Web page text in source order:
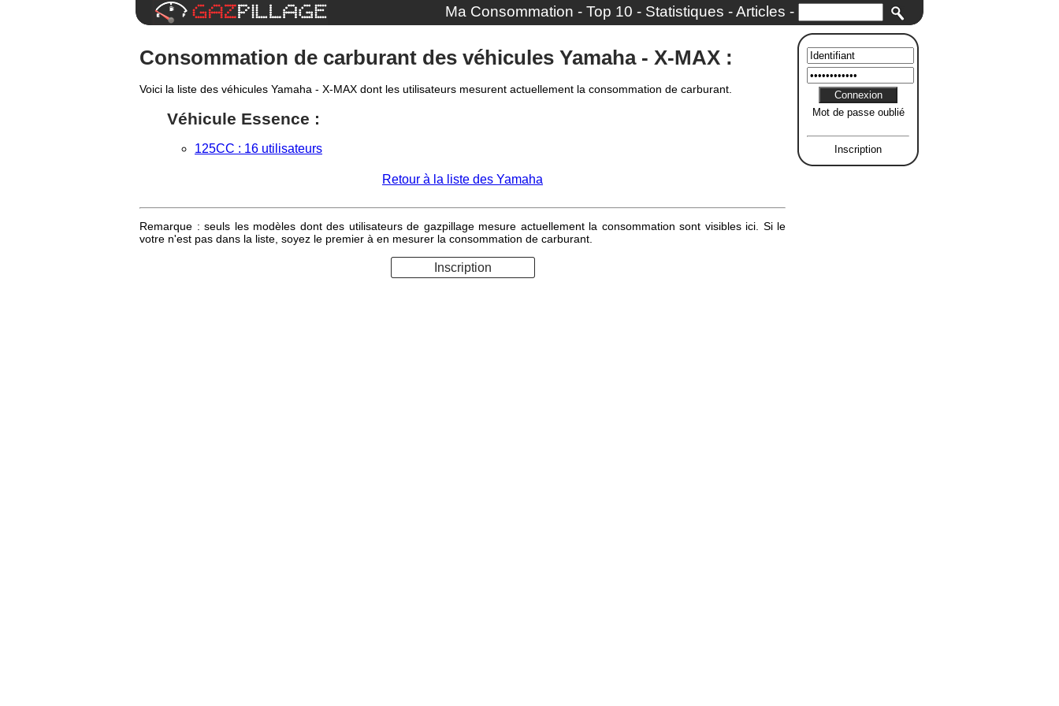
Ma Consommation - Top 10 - Statistiques -Articles -
Mot de passe oublié
Inscription
Consommation de carburant des véhicules Yamaha - X-MAX :
Voici la liste des véhicules Yamaha - X-MAX dont les utilisateurs mesurent actuellement la consommation de carburant.
Véhicule Essence :
125CC : 16 utilisateurs
Retour à la liste des Yamaha
Remarque : seuls les modèles dont des utilisateurs de gazpillage mesure actuellement la consommation sont visibles ici. Si le
votre n'est pas dans la liste, soyez le premier à en mesurer la consommation de carburant.
Inscription